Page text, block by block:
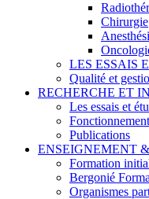
Chirurgie
LES ESSAIS
Qualité et
RECHERCHE ET
Les essais et
Publications
ENSEIGNEMENT
Formation
Bergonié
Organismes